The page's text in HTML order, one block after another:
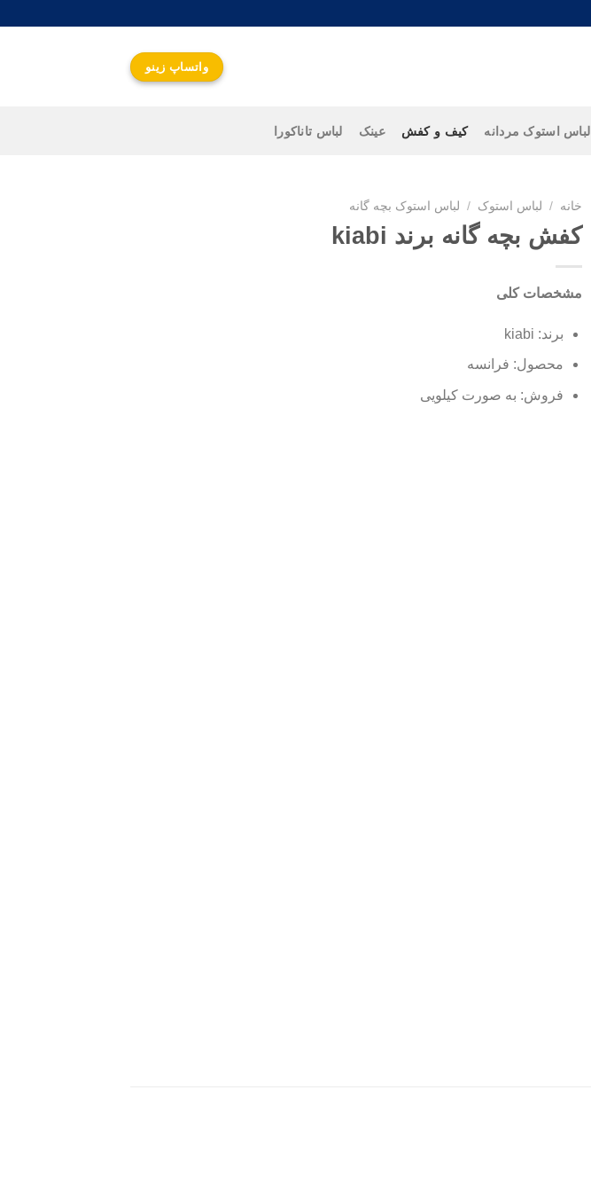
واتساپ زینو
لباس استوک مردانه کیف و کفش عینک لباس تاناکورا
خانه / لباس استوک / لباس استوک بچه گانه
کفش بچه گانه برند kiabi
مشخصات کلی
برند: kiabi
محصول: فرانسه
فروش: به صورت کیلویی